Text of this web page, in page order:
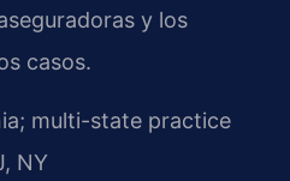
y los
casos.
multi-state practice
NY